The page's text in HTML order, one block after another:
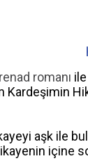
romanı
Kardeşimin
aşk ile
içine